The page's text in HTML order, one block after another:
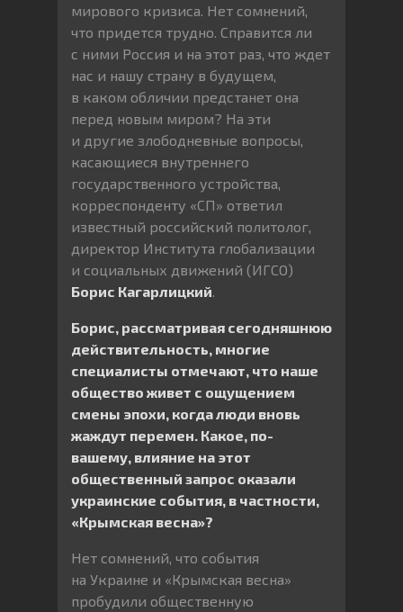
мирового кризиса. Нет сомнений,
что придется трудно. Справится ли
с ними Россия и на этот раз, что ждет
нас и нашу страну в будущем,
в каком обличии предстанет она
перед новым миром? На эти
и другие злободневные вопросы,
касающиеся внутреннего
государственного устройства,
корреспонденту «СП» ответил
известный российский политолог,
директор Института глобализации
и социальных движений (ИГСО)
Борис Кагарлицкий
Борис, рассматривая сегодняшнюю
действительность, многие
специалисты отмечают, что наше
общество живет с ощущением
смены эпохи, когда люди вновь
жаждут перемен. Какое, по-
вашему, влияние на этот
общественный запрос оказали
украинские события, в частности,
«Крымская весна»?
Нет сомнений, что события
на Украине и «Крымская весна»
пробудили общественную